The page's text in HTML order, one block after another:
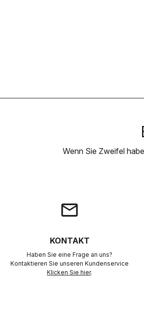
Wenn Sie Zweifel
email
KONTAKT
Haben Sie eine Frage an uns?
Kontaktieren Sie unseren Kundenservice
Klicken Sie hier.